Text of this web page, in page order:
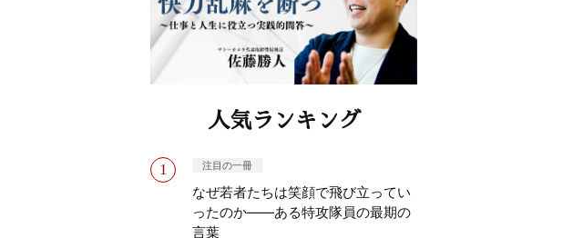
人気ランキング
注目の一冊
なぜ若者たちは笑顔で飛び立ってい
ったのか——ある特攻隊員の最期の
言葉